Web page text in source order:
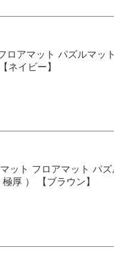
ロアマット パズルマッ
ネイビー】
ット フロアマット パ
厚 ） 【ブラウン】